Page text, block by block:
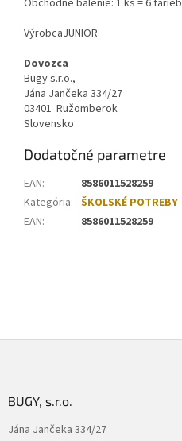
Obchodné balenie: 1 ks = 6 farieb
VýrobcaJUNIOR
Dovozca
Bugy s.r.o.,
Jána Jančeka 334/27
03401 Ružomberok
Slovensko
Dodatočné parametre
EAN:
8586011528259
Kategória: ŠKOLSKÉ POTREBY
EAN: 8586011528259
BUGY, s.r.o.
Jána Jančeka 334/27